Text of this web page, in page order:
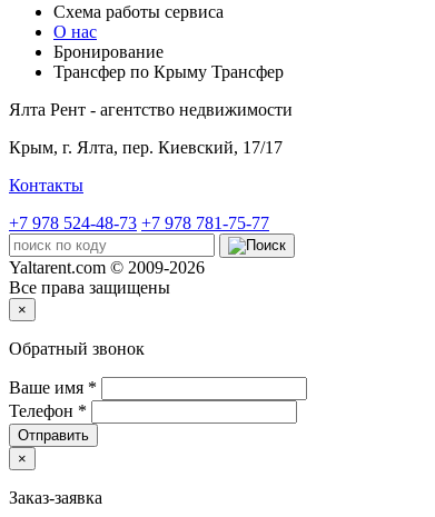
Схема работы сервиса
О нас
Бронирование
Трансфер по Крыму Трансфер
Ялта Рент - агентство недвижимости
Крым, г. Ялта, пер. Киевский, 17/17
Контакты
+7 978 524-48-73 +7 978 781-75-77
Yaltarent.com © 2009-2026
Все права защищены
×
Обратный звонок
Ваше имя *
Телефон *
Отправить
×
Заказ-заявка